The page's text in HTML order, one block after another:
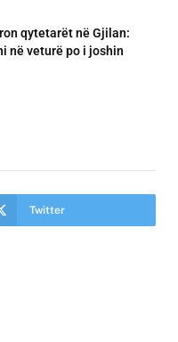
qytetarët në Gjilan:
në veturë po i joshin
Twitter